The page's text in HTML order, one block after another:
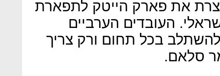
את פארק הייטק לתפארת
העובדים הערביים
בכל תחום ורק צריך
סלאם.